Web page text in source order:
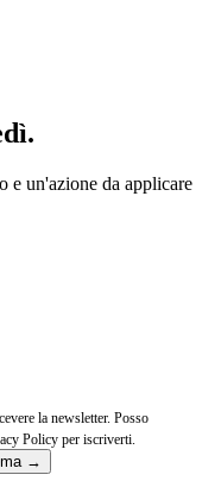
e un'azione da applicare
la newsletter. Posso
Policy per iscriverti.
→